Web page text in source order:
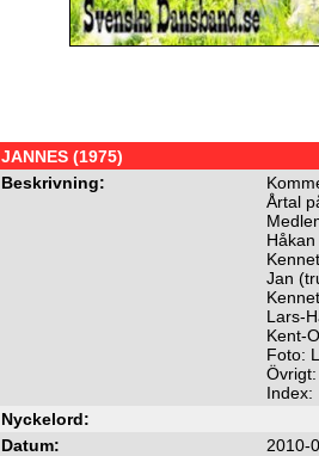
JANNES (1975)
Beskrivning:
Årtal
Jan
Lars-
Kent-
Foto:
Index:
Nyckelord:
Datum:
2010-